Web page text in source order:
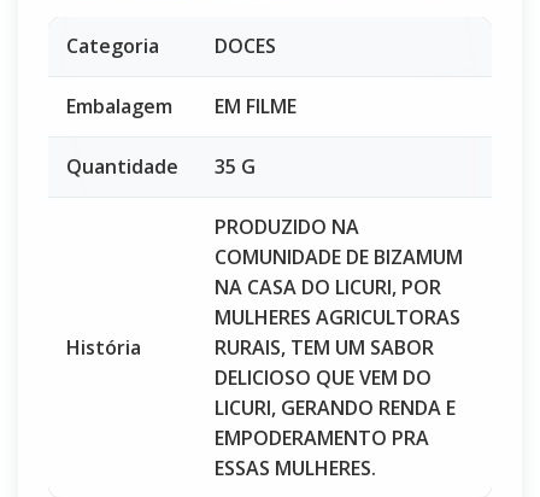
Categoria DOCES
Embalagem EM FILME
Quantidade 35 G
História
PRODUZIDO NA
COMUNIDADE DE BIZAMUM
NA CASA DO LICURI, POR
MULHERES AGRICULTORAS
RURAIS, TEM UM SABOR
DELICIOSO QUE VEM DO
LICURI, GERANDO RENDA E
EMPODERAMENTO PRA
ESSAS MULHERES.